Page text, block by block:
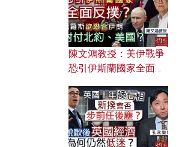
應用？
陳文鴻教授：美伊戰爭
恐引伊斯蘭國家全面反
對付北約美國？